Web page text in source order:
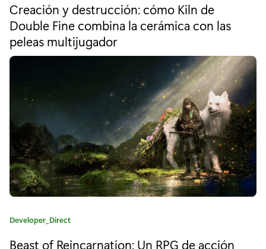
c
á
s
i
c
o
s
,
t
e
o
r
Creación y destrucción: cómo Kiln de
Double Fine combina la cerámica con las
peleas multijugador
C
t
Developer_Direct
Beast of Reincarnation: Un RPG de acción